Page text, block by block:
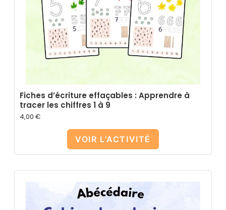
Fiches d’écriture effaçables : Apprendre à
tracer les chiffres 1 à 9
4,00 €
VOIR L'ACTIVITÉ